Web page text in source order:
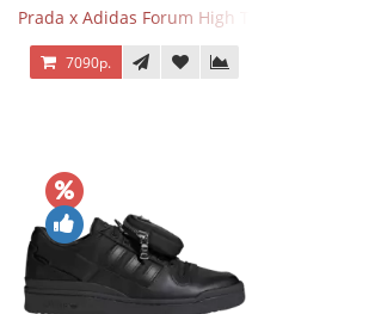
Prada x Adidas Forum High Triple White
7090р.